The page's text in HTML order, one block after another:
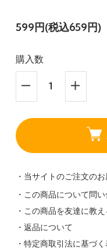
599円(税込659円)
購入数
・当サイトのご注文の
・この商品について問
・この商品を友達に教え
・返品について
・特定商取引法に基づ